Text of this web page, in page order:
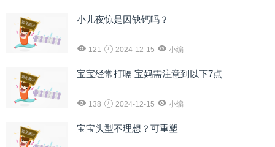
小儿夜惊是因缺钙吗？
121 2024-12-15 小编
宝宝经常打嗝 宝妈需注意到以下7点
138 2024-12-15 小编
宝宝头型不理想？可重塑